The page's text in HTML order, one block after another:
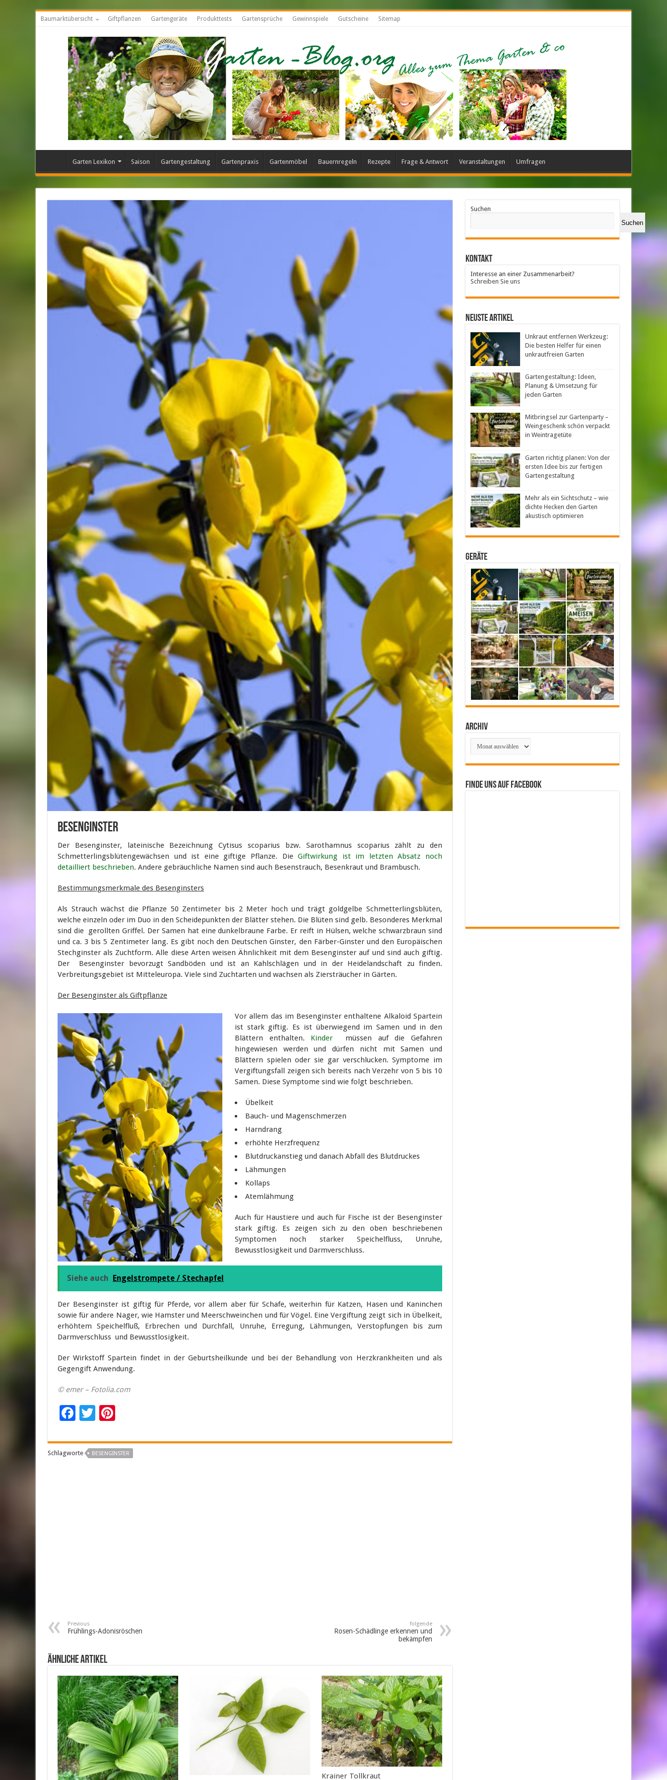
Baumarktübersicht Giftpflanzen Gartengeräte Produkttests Gartensprüche Gewinnspiele Gutscheine Sitemap
Garten Lexikon Saison Gartengestaltung Gartenpraxis Gartenmöbel Bauernregeln Rezepte Frage & Antwort Veranstaltungen Umfragen
Besenginster
Der Besenginster, lateinische Bezeichnung Cytisus scoparius bzw. Sarothamnus scoparius zählt zu den
Schmetterlingsblütengewächsen und ist eine giftige Pflanze. DieGiftwirkung ist im letzten Absatz noch
detailliert beschrieben. Andere gebräuchliche Namen sind auch Besenstrauch, Besenkraut und Brambusch.
Bestimmungsmerkmale des Besenginsters
Als Strauch wächst die Pflanze 50 Zentimeter bis 2 Meter hoch und trägt goldgelbe Schmetterlingsblüten,
welche einzeln oder im Duo in den Scheidepunkten der Blätter stehen. Die Blüten sind gelb. Besonderes Merkmal
sind die gerollten Griffel. Der Samen hat eine dunkelbraune Farbe. Er reift in Hülsen, welche schwarzbraun sind
und ca. 3 bis 5 Zentimeter lang. Es gibt noch den Deutschen Ginster, den Färber-Ginster und den Europäischen
Stechginster als Zuchtform. Alle diese Arten weisen Ähnlichkeit mit dem Besenginster auf und sind auch giftig.
Der Besenginster bevorzugt Sandböden und ist an Kahlschlägen und in der Heidelandschaft zu finden.
Verbreitungsgebiet ist Mitteleuropa. Viele sind Zuchtarten und wachsen als Ziersträucher in Gärten.
Der Besenginster als Giftpflanze
Vor allem das im Besenginster enthaltene Alkaloid Spartein
ist stark giftig. Es ist überwiegend im Samen und in den
Blättern enthalten. Kinder müssen auf die Gefahren
hingewiesen werden und dürfen nicht mit Samen und
Blättern spielen oder sie gar verschlucken. Symptome im
Vergiftungsfall zeigen sich bereits nach Verzehr von 5 bis 10
Samen. Diese Symptome sind wie folgt beschrieben.
Übelkeit
Bauch- und Magenschmerzen
Harndrang
erhöhte Herzfrequenz
Blutdruckanstieg und danach Abfall des Blutdruckes
Lähmungen
Kollaps
Atemlähmung
Auch für Haustiere und auch für Fische ist der Besenginster
stark giftig. Es zeigen sich zu den oben beschriebenen
Symptomen noch starker Speichelfluss, Unruhe,
Bewusstlosigkeit und Darmverschluss.
Siehe auch Engelstrompete / Stechapfel
Der Besenginster ist giftig für Pferde, vor allem aber für Schafe, weiterhin für Katzen, Hasen und Kaninchen
sowie für andere Nager, wie Hamster und Meerschweinchen und für Vögel. Eine Vergiftung zeigt sich in Übelkeit,
erhöhtem Speichelfluß, Erbrechen und Durchfall, Unruhe, Erregung, Lähmungen, Verstopfungen bis zum
Darmverschluss und Bewusstlosigkeit.
Der Wirkstoff Spartein findet in der Geburtsheilkunde und bei der Behandlung von Herzkrankheiten und als
Gegengift Anwendung.
© emer – Fotolia.com
F
e
b
T
tt
er
er
es
Schlagworte BESENGINSTER
Previous
Frühlings-Adonisröschen
folgende
Rosen-Schädlinge erkennen und
bekämpfen
ähnliche Artikel
Krainer Tollkraut
Suchen
Suchen
Kontakt
Interesse an einer Zusammenarbeit?
Schreiben Sie uns
neuste Artikel
Unkraut entfernen Werkzeug:
Die besten Helfer für einen
unkrautfreien Garten
Gartengestaltung: Ideen,
Planung & Umsetzung für
jeden Garten
Mitbringsel zur Gartenparty –
Weingeschenk schön verpackt
in Weintragetüte
Garten richtig planen: Von der
ersten Idee bis zur fertigen
Gartengestaltung
Mehr als ein Sichtschutz – wie
dichte Hecken den Garten
akustisch optimieren
Geräte
Archiv
Archiv
Finde uns auf Facebook